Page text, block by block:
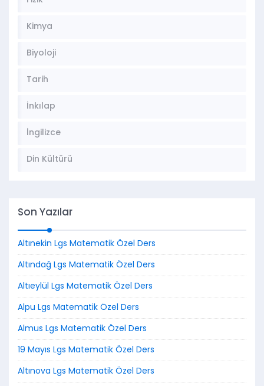
Kimya
Biyoloji
Tarih
İnkılap
İngilizce
Din Kültürü
Son Yazılar
Altınekin Lgs Matematik Özel Ders
Altındağ Lgs Matematik Özel Ders
Altıeylül Lgs Matematik Özel Ders
Alpu Lgs Matematik Özel Ders
Almus Lgs Matematik Özel Ders
19 Mayıs Lgs Matematik Özel Ders
Altınova Lgs Matematik Özel Ders